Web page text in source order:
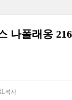
나폴래옹
복사